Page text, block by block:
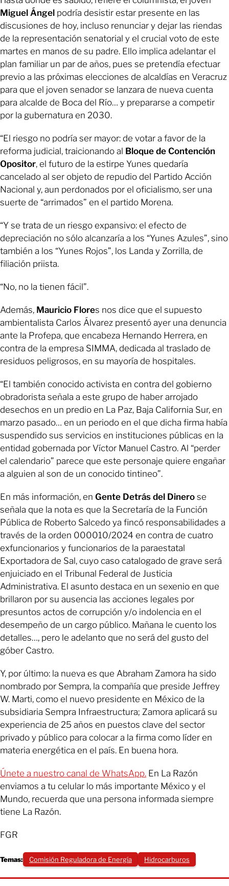
Miguel Ángel podría desistir estar presente en las
discusiones de hoy, incluso renunciar y dejar las riendas
de la representación senatorial y el crucial voto de este
martes en manos de su padre. Ello implica adelantar el
plan familiar un par de años, pues se pretendía efectuar
previo a las próximas elecciones de alcaldías en Veracruz
para que el joven senador se lanzara de nueva cuenta
para alcalde de Boca del Río… y prepararse a competir
por la gubernatura en 2030.
“El riesgo no podría ser mayor: de votar a favor de la
reforma judicial, traicionando al Bloque de Contención
Opositor, el futuro de la estirpe Yunes quedaría
cancelado al ser objeto de repudio del Partido Acción
Nacional y, aun perdonados por el oficialismo, ser una
suerte de “arrimados” en el partido Morena.
“Y se trata de un riesgo expansivo: el efecto de
depreciación no sólo alcanzaría a los “Yunes Azules”, sino
también a los “Yunes Rojos”, los Landa y Zorrilla, de
filiación priista.
“No, no la tienen fácil”.
Además, Mauricio Flores nos dice que el supuesto
ambientalista Carlos Álvarez presentó ayer una denuncia
ante la Profepa, que encabeza Hernando Herrera, en
contra de la empresa SIMMA, dedicada al traslado de
residuos peligrosos, en su mayoría de hospitales.
“El también conocido activista en contra del gobierno
obradorista señala a este grupo de haber arrojado
desechos en un predio en La Paz, Baja California Sur, en
marzo pasado… en un periodo en el que dicha firma había
suspendido sus servicios en instituciones públicas en la
entidad gobernada por Víctor Manuel Castro. Al “perder
el calendario” parece que este personaje quiere engañar
a alguien al son de un conocido tintineo”.
En más información, en Gente Detrás del Dinero se
señala que la nota es que la Secretaría de la Función
Pública de Roberto Salcedo ya fincó responsabilidades a
través de la orden 000010/2024 en contra de cuatro
exfuncionarios y funcionarios de la paraestatal
Exportadora de Sal, cuyo caso catalogado de grave será
enjuiciado en el Tribunal Federal de Justicia
Administrativa. El asunto destaca en un sexenio en que
brillaron por su ausencia las acciones legales por
presuntos actos de corrupción y/o indolencia en el
desempeño de un cargo público. Mañana le cuento los
detalles…, pero le adelanto que no será del gusto del
góber Castro.
Y, por último: la nueva es que Abraham Zamora ha sido
nombrado por Sempra, la compañía que preside Jeffrey
W. Marti, como el nuevo presidente en México de la
subsidiaria Sempra Infraestructura; Zamora aplicará su
experiencia de 25 años en puestos clave del sector
privado y público para colocar a la firma como líder en
materia energética en el país. En buena hora.
Únete a nuestro canal de WhatsApp. En La Razón
enviamos a tu celular lo más importante México y el
Mundo, recuerda que una persona informada siempre
tiene La Razón.
FGR
Temas: Comisión Reguladora de Energía Hidrocarburos